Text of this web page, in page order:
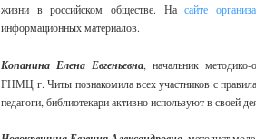
жизни в российском обществе. Насайте
информационных материалов.
Копанина Елена Евгеньевна, начальник
ГНМЦ г. Читы познакомила всех участников с
педагоги, библиотекари активно используют в своей